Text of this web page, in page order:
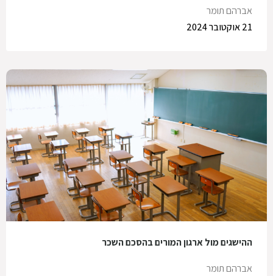
אברהם תומר
21 אוקטובר 2024
ההישגים מול ארגון המורים בהסכם השכר
אברהם תומר